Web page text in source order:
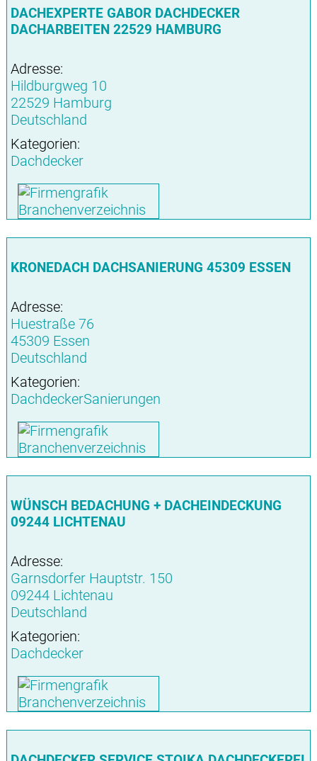
DACHEXPERTE GABOR DACHDECKER
DACHARBEITEN 22529 HAMBURG
Adresse:
Hildburgweg 10
22529 Hamburg
Deutschland
Kategorien:
Dachdecker
KRONEDACH DACHSANIERUNG 45309 ESSEN
Adresse:
Huestraße 76
45309 Essen
Deutschland
Kategorien:
DachdeckerSanierungen
WÜNSCH BEDACHUNG + DACHEINDECKUNG
09244 LICHTENAU
Adresse:
Garnsdorfer Hauptstr. 150
09244 Lichtenau
Deutschland
Kategorien:
Dachdecker